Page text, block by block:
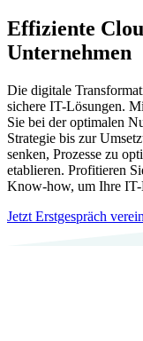
Effiziente
Unternehmen
Die digitale
sichere IT-Lösungen.
Sie bei der optimalen
Strategie bis zur
senken, Prozesse zu
etablieren. Profitieren
Know-how, um Ihre IT-
Jetzt Erstgespräch